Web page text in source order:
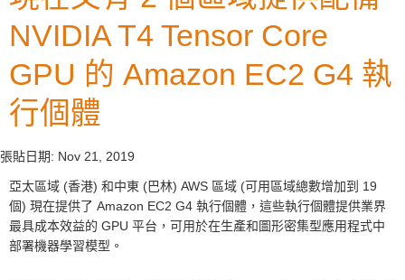
NVIDIA T4 Tensor Core
GPU 的 Amazon EC2 G4 執
行個體
張貼日期: Nov 21, 2019
亞太區域 (香港) 和中東 (巴林) AWS 區域 (可用區域總數增加到 19
個) 現在提供了 Amazon EC2 G4 執行個體，這些執行個體提供業界
最具成本效益的 GPU 平台，可用於在生產和圖形密集型應用程式中
部署機器學習模型。